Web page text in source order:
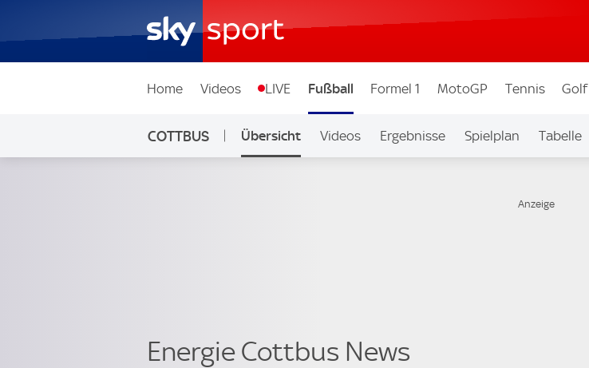
Home Videos LIVE Fußball Formel 1 MotoGP Tennis Golf
COTTBUS Übersicht Videos Ergebnisse Spielplan Tabelle
Energie Cottbus News